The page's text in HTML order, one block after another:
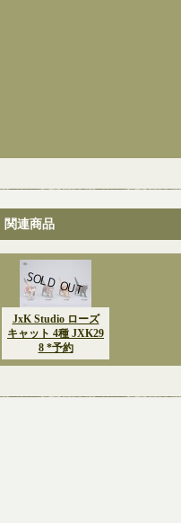
関連商品
JxK Studio ローズ
キャット 4種 JXK29
8 *予約